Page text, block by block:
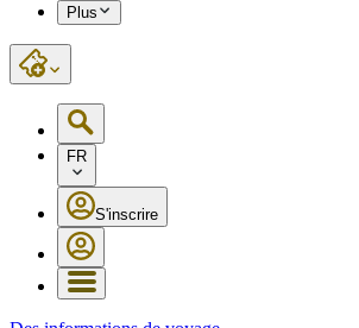
Plus
FR
S'inscrire